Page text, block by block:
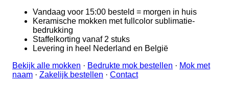
Vandaag voor 15:00 besteld = morgen in huis
Keramische mokken met fullcolor sublimatie-
bedrukking
Staffelkorting vanaf 2 stuks
Levering in heel Nederland en België
Bekijk alle mokken · Bedrukte mok bestellen · Mok met
naam · Zakelijk bestellen · Contact